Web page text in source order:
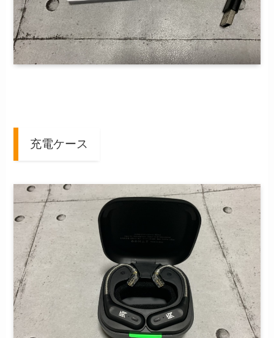
充電ケース